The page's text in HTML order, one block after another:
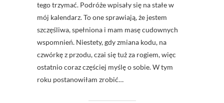
tego trzymać. Podróże wpisały się na stałe w
mój kalendarz. To one sprawiają, że jestem
szczęśliwa, spełniona i mam masę cudownych
wspomnień. Niestety, gdy zmiana kodu, na
czwórkę z przodu, czai się tuż za rogiem, więc
ostatnio coraz częściej myślę o sobie. W tym
roku postanowiłam zrobić…